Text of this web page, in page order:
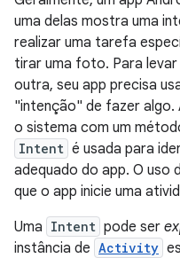
uma delas mostra uma
realizar uma tarefa
tirar uma foto. Para levar
outra, seu app precisa
"intenção" de fazer algo.
o sistema com um
Intent é usada para
adequado do app. O uso
que o app inicie uma
Uma Intent pode ser
instância de Activity